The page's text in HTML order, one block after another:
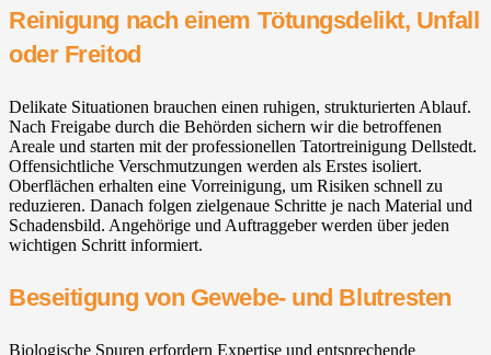
Reinigung nach einem Tötungsdelikt, Unfall
oder Freitod
Delikate Situationen brauchen einen ruhigen, strukturierten Ablauf.
Nach Freigabe durch die Behörden sichern wir die betroffenen
Areale und starten mit der professionellen Tatortreinigung Dellstedt.
Offensichtliche Verschmutzungen werden als Erstes isoliert.
Oberflächen erhalten eine Vorreinigung, um Risiken schnell zu
reduzieren. Danach folgen zielgenaue Schritte je nach Material und
Schadensbild. Angehörige und Auftraggeber werden über jeden
wichtigen Schritt informiert.
Beseitigung von Gewebe- und Blutresten
Biologische Spuren erfordern Expertise und entsprechende